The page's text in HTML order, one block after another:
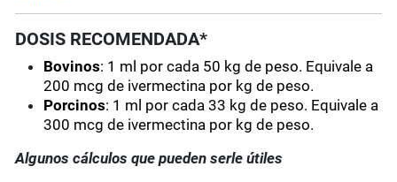
DOSIS RECOMENDADA*
Bovinos: 1 ml por cada 50 kg de peso. Equivale a
200 mcg de ivermectina por kg de peso.
Porcinos: 1 ml por cada 33 kg de peso. Equivale a
300 mcg de ivermectina por kg de peso.
Algunos cálculos que pueden serle útiles